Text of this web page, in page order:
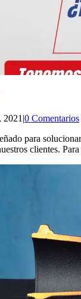
2021 |0 Comentarios
para
clientes. Para